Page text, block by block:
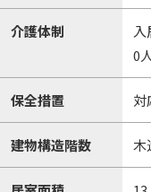
介護体制
入
0
保全措置 対
建物構造階数 木